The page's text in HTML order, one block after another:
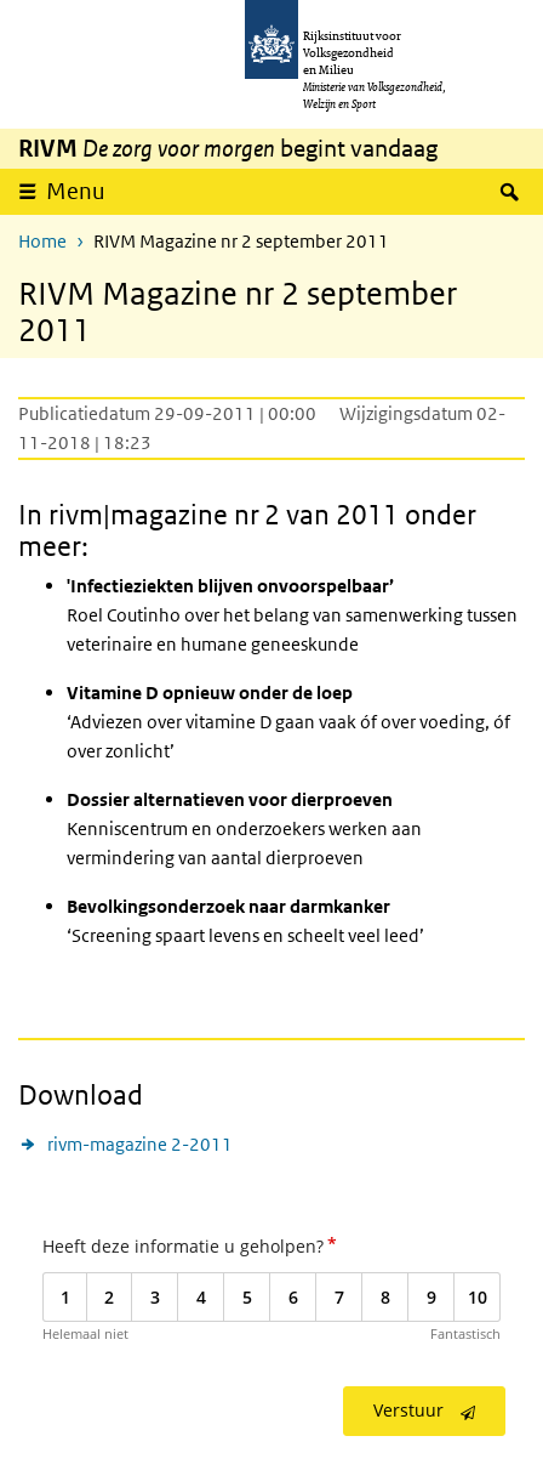
Overslaan en naar de inhoud gaan
Rijksinstituut voor
Volksgezondheid
en Milieu
Ministerie van Volksgezondheid,
Welzijn en Sport
RIVM De zorg voor morgen begint vandaag
Menu
Home RIVM Magazine nr 2 september 2011
RIVM Magazine nr 2 september
2011
Publicatiedatum 29-09-2011 | 00:00
Wijzigingsdatum 02-
11-2018 | 18:23
In rivm|magazine nr 2 van 2011 onder
meer:
'Infectieziekten blijven onvoorspelbaar’
Roel Coutinho over het belang van samenwerking tussen
veterinaire en humane geneeskunde
Vitamine D opnieuw onder de loep
‘Adviezen over vitamine D gaan vaak óf over voeding, óf
over zonlicht’
Dossier alternatieven voor dierproeven
Kenniscentrum en onderzoekers werken aan
vermindering van aantal dierproeven
Bevolkingsonderzoek naar darmkanker
‘Screening spaart levens en scheelt veel leed’
Download
rivm-magazine 2-2011
Heeft deze informatie u geholpen?*
1 2 3 4 5 6 7 8 9 10
Helemaal niet Fantastisch
Verstuur